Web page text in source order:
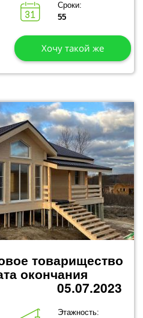
Сроки:
55
Хочу такой же
товарищество
окончания
05.07.2023
Этажность: